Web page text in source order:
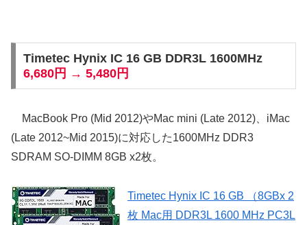
Timetec Hynix IC 16 GB DDR3L 1600MHz
6,680円 → 5,480円
MacBook Pro (Mid 2012)やMac mini (Late 2012)、iMac
(Late 2012~Mid 2015)に対応した1600MHz DDR3
SDRAM SO-DIMM 8GB x2枚。
Timetec Hynix IC 16 GB （8GBx 2
枚 Mac用 DDR3L 1600 MHz PC3L